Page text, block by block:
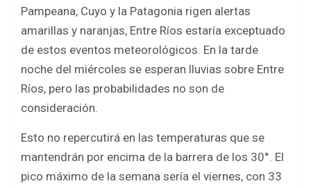
Pampeana, Cuyo y la Patagonia rigen alertas
amarillas y naranjas, Entre Ríos estaría exceptuado
de estos eventos meteorológicos. En la tarde
noche del miércoles se esperan lluvias sobre Entre
Ríos, pero las probabilidades no son de
consideración.
Esto no repercutirá en las temperaturas que se
mantendrán por encima de la barrera de los 30°. El
pico máximo de la semana sería el viernes, con 33